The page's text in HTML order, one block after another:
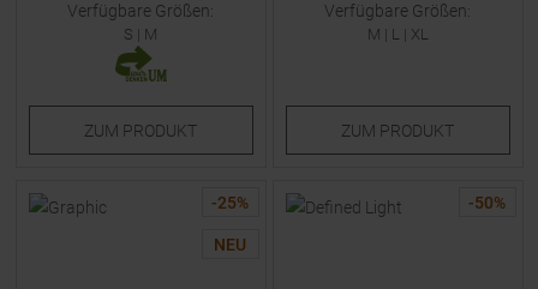
Verfügbare Größen:
S | M
ZUM PRODUKT
Verfügbare Größen:
M | L | XL
ZUM PRODUKT
-25%
NEU
-50%